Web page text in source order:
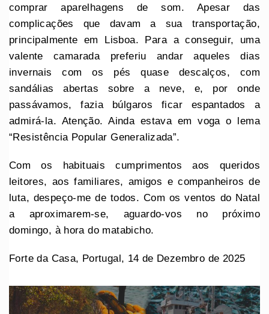
comprar aparelhagens de som. Apesar das
complicações que davam a sua transportação,
principalmente em Lisboa. Para a conseguir, uma
valente camarada preferiu andar aqueles dias
invernais com os pés quase descalços, com
sandálias abertas sobre a neve, e, por onde
passávamos, fazia búlgaros ficar espantados a
admirá-la. Atenção. Ainda estava em voga o lema
“Resistência Popular Generalizada”.
Com os habituais cumprimentos aos queridos
leitores, aos familiares, amigos e companheiros de
luta, despeço-me de todos. Com os ventos do Natal
a aproximarem-se, aguardo-vos no próximo
domingo, à hora do matabicho.
Forte da Casa, Portugal, 14 de Dezembro de 2025